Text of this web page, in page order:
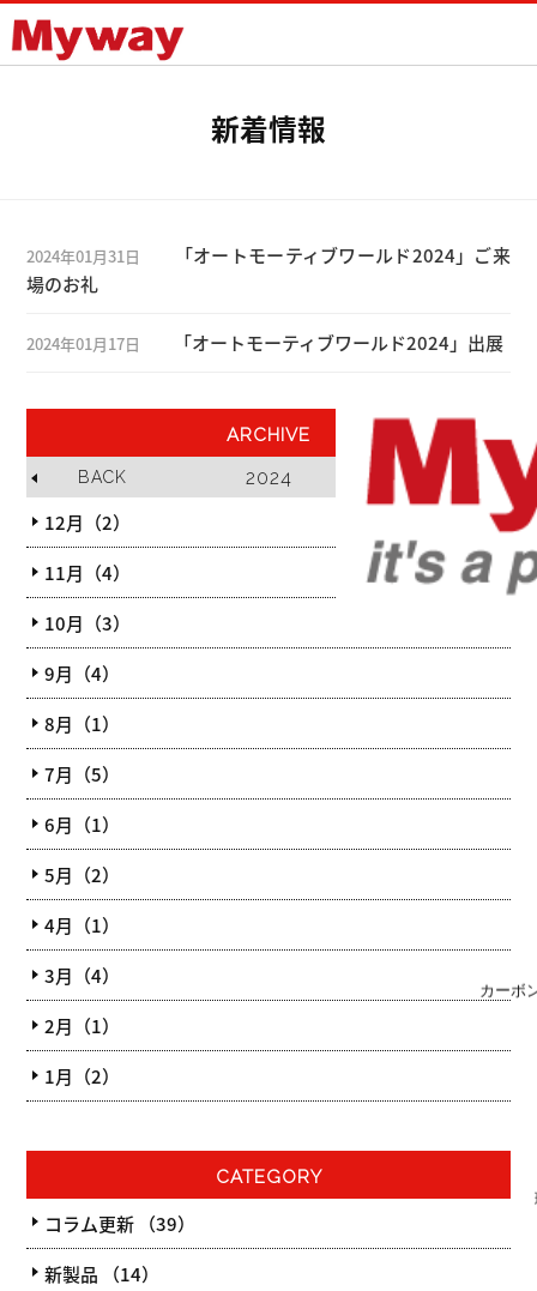
カーボ
新着情報
2024年01月31日
「オートモーティブワールド2024」ご来
場のお礼
2024年01月17日 「オートモーティブワールド2024」出展
ARCHIVE
BACK 2024 NEXT
12月（2）
11月（4）
10月（3）
9月（4）
8月（1）
7月（5）
6月（1）
5月（2）
4月（1）
3月（4）
2月（1）
1月（2）
CATEGORY
コラム更新 （39）
新製品 （14）